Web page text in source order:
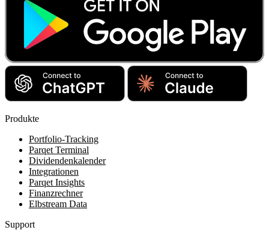
Produkte
Portfolio-Tracking
Parqet Terminal
Dividendenkalender
Integrationen
Parqet Insights
Finanzrechner
Elbstream Data
Support